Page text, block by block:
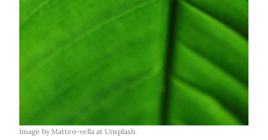
Image by Matteo-vella at Unsplash.